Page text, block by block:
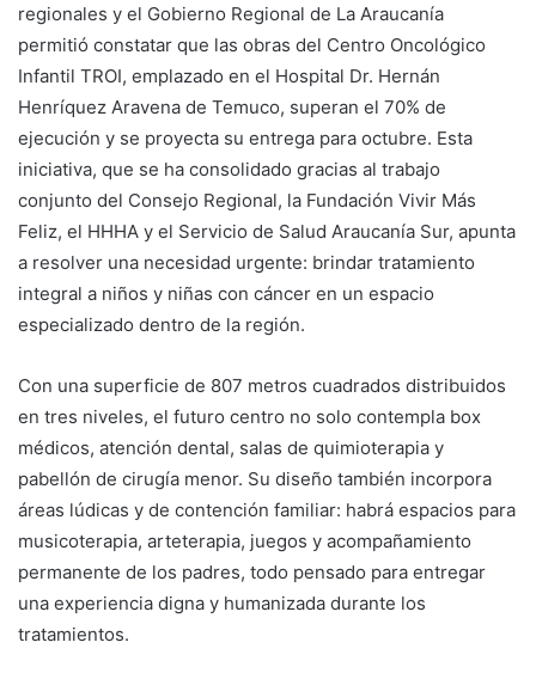
regionales y el Gobierno Regional de La Araucanía
permitió constatar que las obras del Centro Oncológico
Infantil TROI, emplazado en el Hospital Dr. Hernán
Henríquez Aravena de Temuco, superan el 70% de
ejecución y se proyecta su entrega para octubre. Esta
iniciativa, que se ha consolidado gracias al trabajo
conjunto del Consejo Regional, la Fundación Vivir Más
Feliz, el HHHA y el Servicio de Salud Araucanía Sur, apunta
a resolver una necesidad urgente: brindar tratamiento
integral a niños y niñas con cáncer en un espacio
especializado dentro de la región.
Con una superficie de 807 metros cuadrados distribuidos
en tres niveles, el futuro centro no solo contempla box
médicos, atención dental, salas de quimioterapia y
pabellón de cirugía menor. Su diseño también incorpora
áreas lúdicas y de contención familiar: habrá espacios para
musicoterapia, arteterapia, juegos y acompañamiento
permanente de los padres, todo pensado para entregar
una experiencia digna y humanizada durante los
tratamientos.